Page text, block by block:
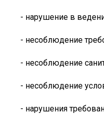
- нарушение в
- несоблюдение
- несоблюдение
- несоблюдение
- нарушения